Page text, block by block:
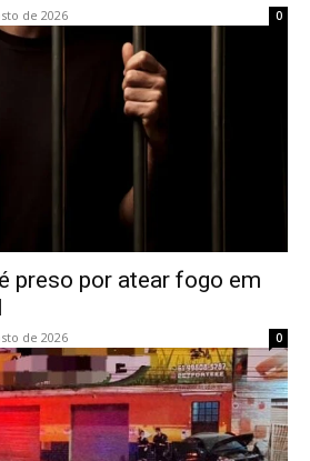
de 2026 0
preso por atear fogo em
de 2026 0